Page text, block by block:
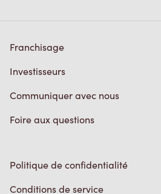
Franchisage
Investisseurs
Communiquer avec nous
Foire aux questions
Politique de confidentialité
Conditions de service